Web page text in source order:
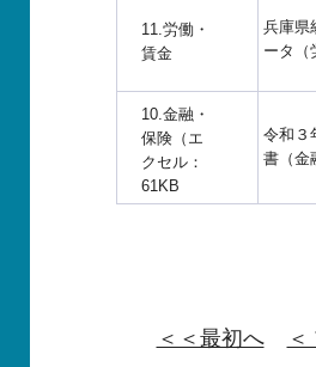
11.労働・
賃金
兵庫県
ータ（
10.金融・
保険（エ
クセル：
61KB
令和３
書（金
＜＜最初へ